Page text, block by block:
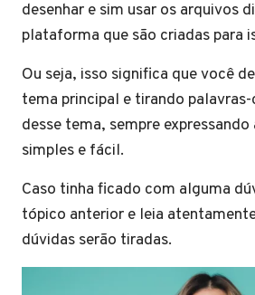
desenhar e sim usar os arquivos
plataforma que são criadas para
Ou seja, isso significa que você
tema principal e tirando
desse tema, sempre expressando
simples e fácil.
Caso tinha ficado com alguma
tópico anterior e leia
dúvidas serão tiradas.